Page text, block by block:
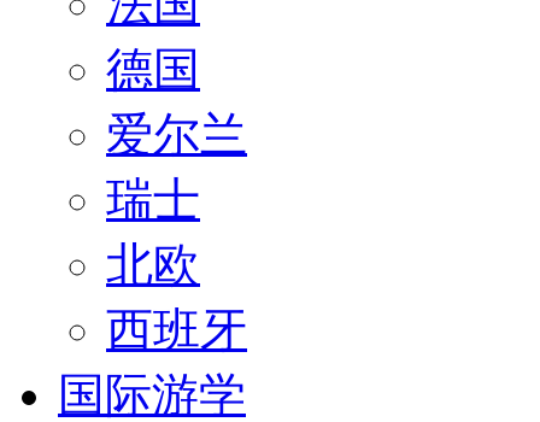
德国
爱尔兰
瑞士
北欧
西班牙
国际游学